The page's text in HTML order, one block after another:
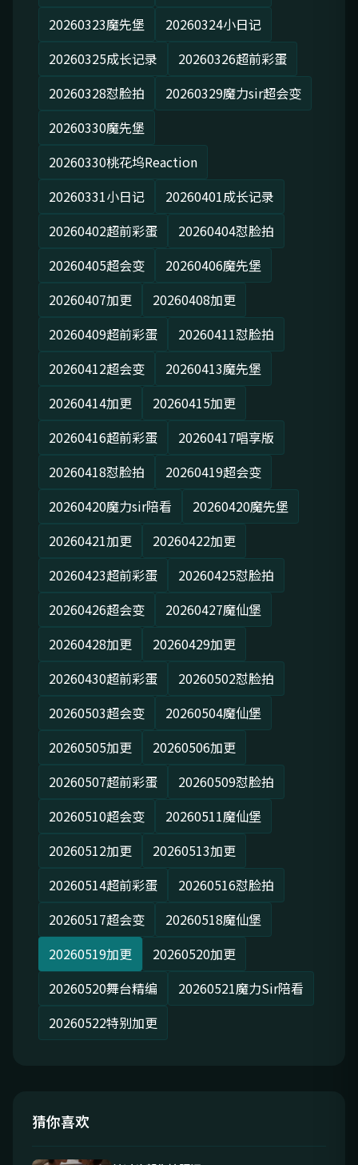
20260323魔先堡
20260324小日记
20260325成长记录
20260326超前彩蛋
20260328怼脸拍
20260329魔力sir超会变
20260330魔先堡
20260330桃花坞Reaction
20260331小日记
20260401成长记录
20260402超前彩蛋
20260404怼脸拍
20260405超会变
20260406魔先堡
20260407加更
20260408加更
20260409超前彩蛋
20260411怼脸拍
20260412超会变
20260413魔先堡
20260414加更
20260415加更
20260416超前彩蛋
20260417唱享版
20260418怼脸拍
20260419超会变
20260420魔力sir陪看
20260420魔先堡
20260421加更
20260422加更
20260423超前彩蛋
20260425怼脸拍
20260426超会变
20260427魔仙堡
20260428加更
20260429加更
20260430超前彩蛋
20260502怼脸拍
20260503超会变
20260504魔仙堡
20260505加更
20260506加更
20260507超前彩蛋
20260509怼脸拍
20260510超会变
20260511魔仙堡
20260512加更
20260513加更
20260514超前彩蛋
20260516怼脸拍
20260517超会变
20260518魔仙堡
20260519加更
20260520加更
20260520舞台精编
20260521魔力Sir陪看
20260522特别加更
猜你喜欢